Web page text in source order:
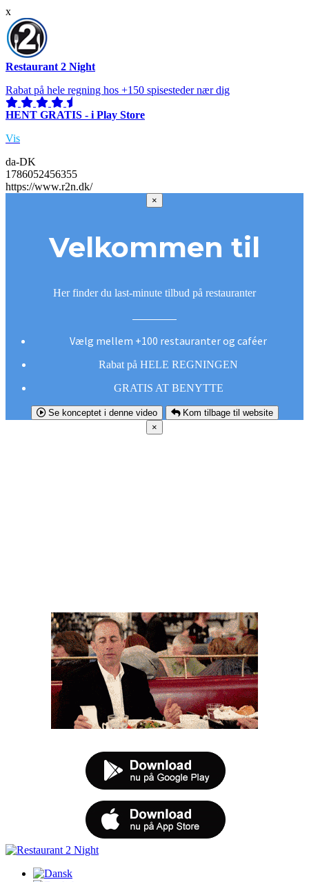
x
Restaurant 2 Night
Rabat på hele regning hos +150 spisesteder nær dig
HENT GRATIS - i Play Store
Vis
da-DK
1786052456355
https://www.r2n.dk/
×
Velkommen til
Her finder du last-minute tilbud på restauranter
Vælg mellem +100 restauranter og caféer
Rabat på HELE REGNINGEN
GRATIS AT BENYTTE
Se konceptet i denne video
Kom tilbage til website
×